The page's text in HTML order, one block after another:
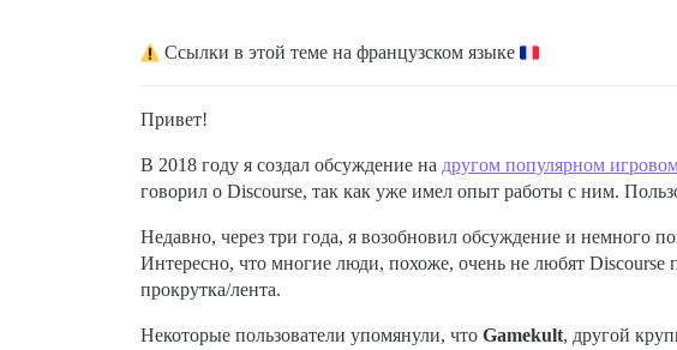
Ссылки в этой теме на французском языке
Привет!
В 2018 году я создал обсуждение на другом популярном
говорил о Discourse, так как уже имел опыт работы с ним.
Недавно, через три года, я возобновил обсуждение и немного
Интересно, что многие люди, похоже, очень не любят
прокрутка/лента.
Некоторые пользователи упомянули, что Gamekult, другой